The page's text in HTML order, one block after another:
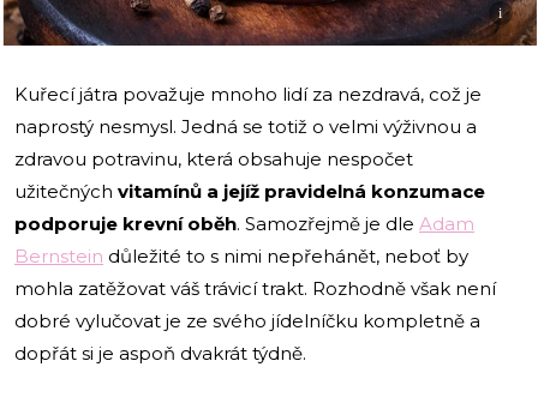
i
Kuřecí játra považuje mnoho lidí za nezdravá, což je
naprostý nesmysl. Jedná se totiž o velmi výživnou a
zdravou potravinu, která obsahuje nespočet
užitečných vitamínů a jejíž pravidelná konzumace
podporuje krevní oběh. Samozřejmě je dle Adam
Bernstein důležité to s nimi nepřehánět, neboť by
mohla zatěžovat váš trávicí trakt. Rozhodně však není
dobré vylučovat je ze svého jídelníčku kompletně a
dopřát si je aspoň dvakrát týdně.